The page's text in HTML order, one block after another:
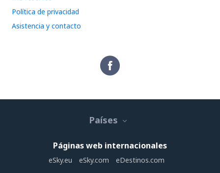
Política de privacidad
Asistencia y contacto
Países
Páginas web internacionales
eSky.eu eSky.com eDestinos.com